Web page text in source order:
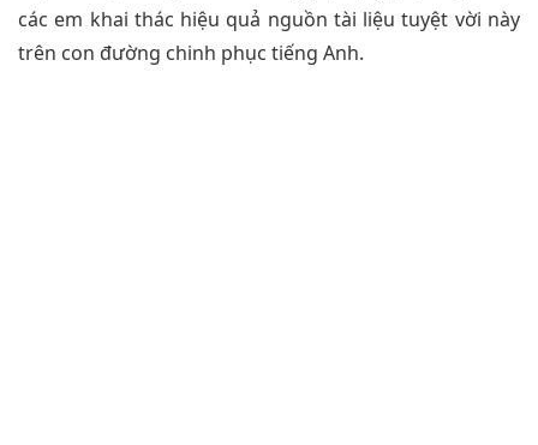
các em khai thác hiệu quả nguồn tài liệu tuyệt vời này
trên con đường chinh phục tiếng Anh.